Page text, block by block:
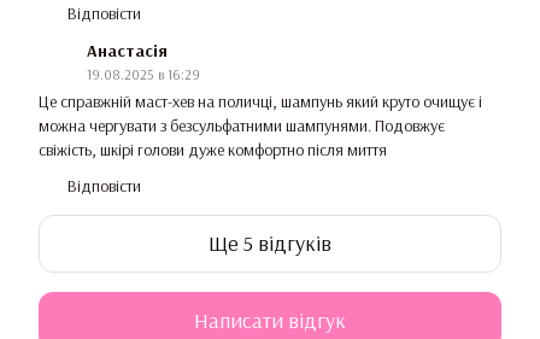
Відповісти
Анастасія
19.08.2025 в 16:29
Це справжній маст-хев на поличці, шампунь який круто очищує і
можна чергувати з безсульфатними шампунями. Подовжує
свіжість, шкірі голови дуже комфортно після миття
Відповісти
Ще 5 відгуків
Написати відгук